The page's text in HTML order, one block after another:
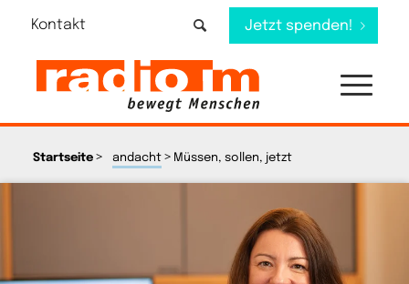
Kontakt Jetzt spenden!
Startseite> andacht> Müssen, sollen, jetzt